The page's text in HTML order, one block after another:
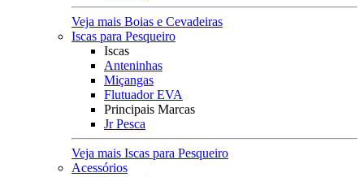
Veja mais Boias e Cevadeiras
Iscas para Pesqueiro
Iscas
Anteninhas
Miçangas
Flutuador EVA
Principais Marcas
Jr Pesca
Veja mais Iscas para Pesqueiro
Acessórios